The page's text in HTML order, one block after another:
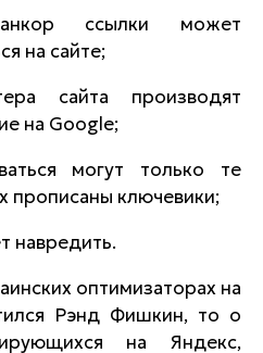
ссылки может
на сайте;
сайта производят
на Google;
могут только те
прописаны ключевики;
навредить.
оптимизаторах на
Рэнд Фишкин, то о
на Яндекс,